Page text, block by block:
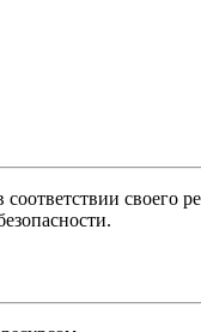
своего